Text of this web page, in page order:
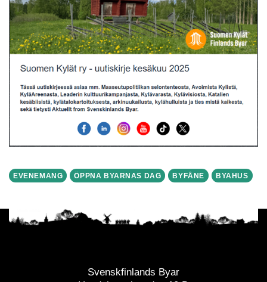
EVENEMANG ÖPPNA BYARNAS DAG BYFÅNE BYAHUS
Svenskfinlands Byar